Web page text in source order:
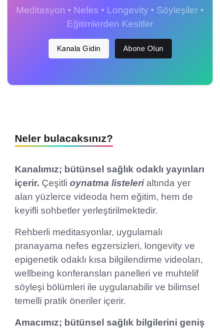
Meditasyon • Nefes • Longevity • Söyleşiler •
Eğitimlerden Kesitler
Kanala Gidin Abone Olun
Neler bulacaksınız?
Kanalımız; bütünsel sağlık odaklı yayınları
içerir. Çeşitli oynatma listeleri altında yer
alan yüzlerce videoda hem eğitim, hem de
keyifli sohbetler yerleştirilmektedir.
Rehberli meditasyonlar, uygulamalı
pranayama nefes egzersizleri, longevity ve
epigenetik odaklı kısa bilgilendirme videoları,
wellbeing konferansları panelleri ve muhtelif
söyleşi bölümleri ile uygulanabilir ve bilimsel
temelli pratik öneriler içerir.
Amacımız; bütünsel sağlık bilgilerini geniş